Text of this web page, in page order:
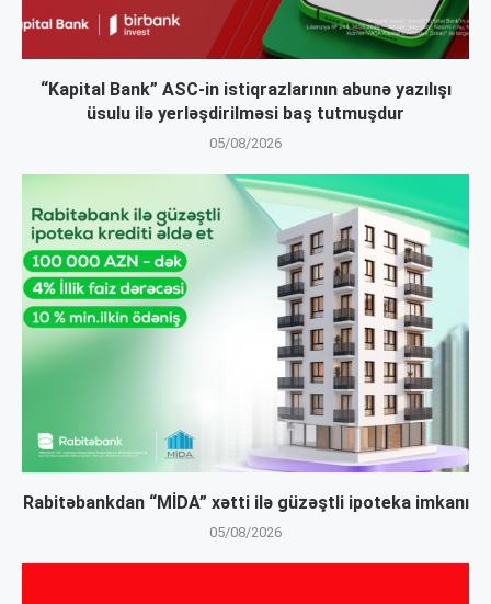
“Kapital Bank” ASC-in istiqrazlarının abunə yazılışı
üsulu ilə yerləşdirilməsi baş tutmuşdur
05/08/2026
Rabitəbankdan “MİDA” xətti ilə güzəştli ipoteka imkanı
05/08/2026